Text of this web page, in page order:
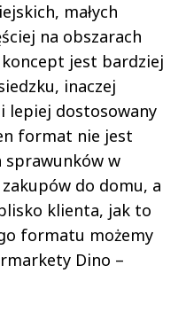
małych
na obszarach
jest bardziej
inaczej
lepiej dostosowany
format nie jest
sprawunków w
do domu, a
klienta, jak to
formatu możemy
Dino –